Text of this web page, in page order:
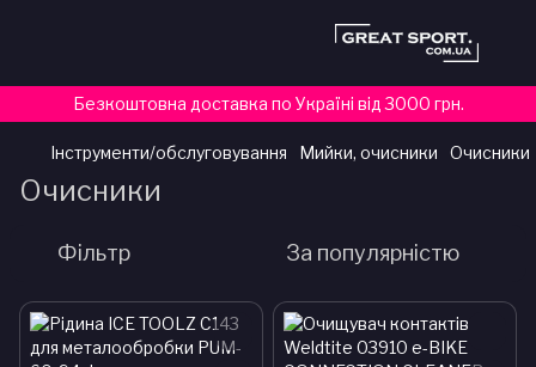
Безкоштовна доставка по Україні від 3000 грн.
Інструменти/обслуговування Мийки, очисники Очисники
Очисники
Фільтр За популярністю